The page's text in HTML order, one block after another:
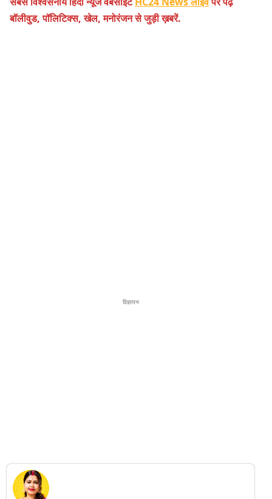
बॉलीवुड, पॉलिटिक्स, खेल, मनोरंजन से जुड़ी ख़बरें.
विज्ञापन